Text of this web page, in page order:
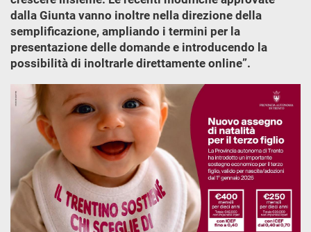
dalla Giunta vanno inoltre nella direzione della
semplificazione, ampliando i termini per la
presentazione delle domande e introducendo la
possibilità di inoltrarle direttamente online”.